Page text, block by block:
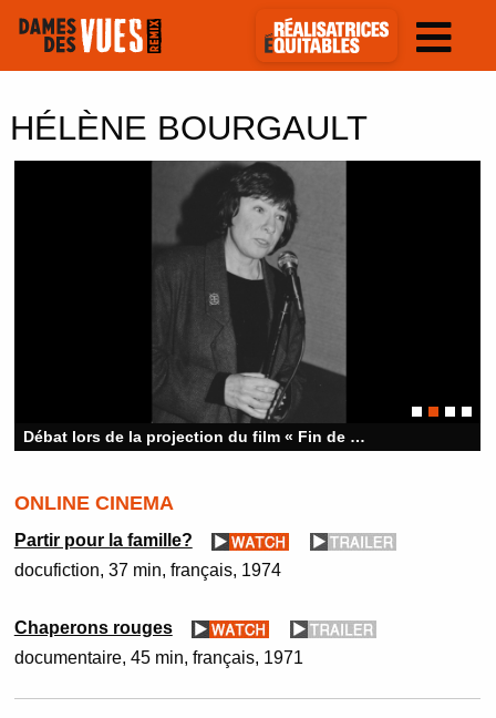
HÉLÈNE BOURGAULT
Débat lors de la projection du film « Fin de Millénaire » © André Paquet
ONLINE CINEMA
Partir pour la famille?
docufiction 37 min français 1974
Chaperons rouges
documentaire 45 min français 1971